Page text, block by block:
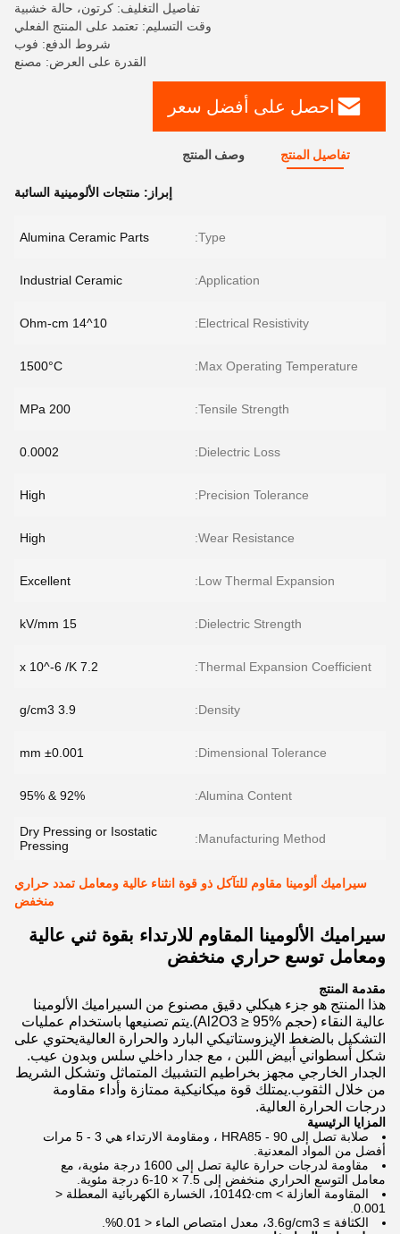
تفاصيل التغليف: كرتون، حالة خشبية
وقت التسليم: تعتمد على المنتج الفعلي
شروط الدفع: فوب
القدرة على العرض: مصنع
احصل على أفضل سعر
تفاصيل المنتج وصف المنتج
إبراز: منتجات الألومينية السائبة
Type:
Alumina Ceramic Parts
Application:
Industrial Ceramic
Electrical Resistivity:
10^14 Ohm-cm
Max Operating Temperature:
1500°C
Tensile Strength:
200 MPa
Dielectric Loss:
0.0002
Precision Tolerance:
High
Wear Resistance:
High
Low Thermal Expansion:
Excellent
Dielectric Strength:
15 kV/mm
Thermal Expansion Coefficient:
7.2 x 10^-6 /K
Density:
3.9 g/cm3
Dimensional Tolerance:
±0.001 mm
Alumina Content:
92% & 95%
Manufacturing Method:
Dry Pressing or Isostatic
Pressing
سيراميك ألومينا مقاوم للتآكل ذو قوة انثناء عالية ومعامل تمدد حراري
منخفض
سيراميك الألومينا المقاوم للارتداء بقوة ثني عالية
ومعامل توسع حراري منخفض
مقدمة المنتج
هذا المنتج هو جزء هيكلي دقيق مصنوع من السيراميك الألومينا
عالية النقاء (حجم Al2O3 ≥ 95%).يتم تصنيعها باستخدام عمليات
التشكيل بالضغط الإيزوستاتيكي البارد والحرارة العاليةيحتوي على
شكل أسطواني أبيض اللبن ، مع جدار داخلي سلس وبدون عيب.
الجدار الخارجي مجهز بخراطيم التشبيك المتماثل وتشكل الشريط
من خلال الثقوب.يمتلك قوة ميكانيكية ممتازة وأداء مقاومة
درجات الحرارة العالية.
المزايا الرئيسية
صلابة تصل إلى HRA85 - 90 ، ومقاومة الارتداء هي 3 - 5 مرات
أفضل من المواد المعدنية.
مقاومة لدرجات حرارة عالية تصل إلى 1600 درجة مئوية، مع
معامل التوسع الحراري منخفض إلى 7.5 × 10-6 درجة مئوية.
المقاومة العازلة > 1014Ω·cm، الخسارة الكهربائية المعطلة <
0.001.
الكثافة ≥ 3.6g/cm3، معدل امتصاص الماء < 0.01%.